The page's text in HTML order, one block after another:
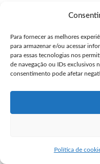
Para fornecer as melhores
para armazenar e/ou acessar
para essas tecnologias nos
de navegação ou IDs exclusivos
consentimento pode afetar
Política de